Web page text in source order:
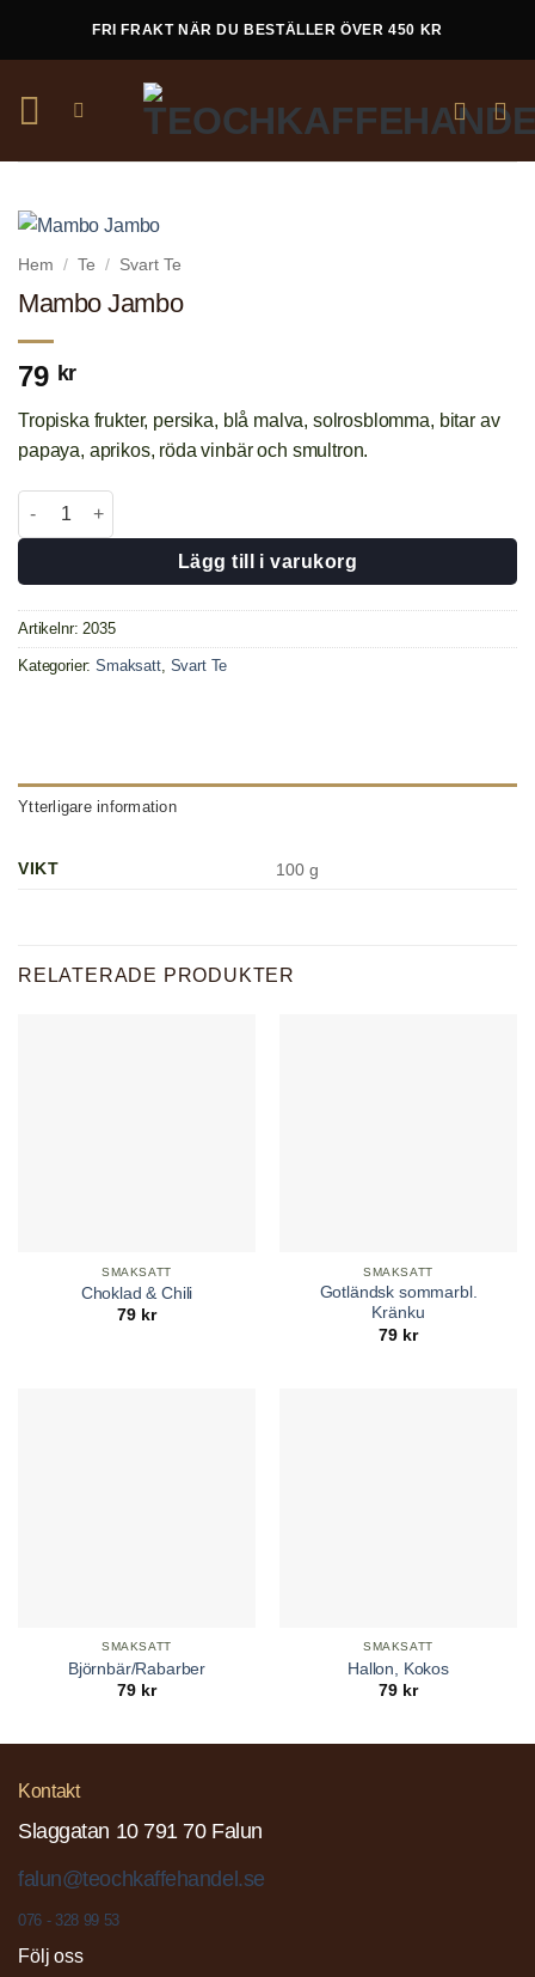
FRI FRAKT NÄR DU BESTÄLLER ÖVER 450 KR
Hem / Te / Svart Te
Mambo Jambo
79 kr
Tropiska frukter, persika, blå malva, solrosblomma, bitar av
papaya, aprikos, röda vinbär och smultron.
Mambo Jambo mängd
Lägg till i varukorg
Artikelnr: 2035
Kategorier:Smaksatt, Svart Te
Ytterligare information
VIKT 100 g
RELATERADE PRODUKTER
SMAKSATT
Choklad & Chili
79 kr
SMAKSATT
Gotländsk sommarbl.
Kränku
79 kr
SMAKSATT
Björnbär/Rabarber
79 kr
SMAKSATT
Hallon, Kokos
79 kr
Kontakt
Slaggatan 10 791 70 Falun
falun@teochkaffehandel.se
076 - 328 99 53
Följ oss